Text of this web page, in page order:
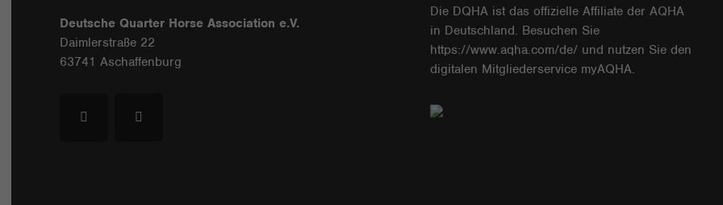
Deutsche Quarter Horse Association e.V.
Daimlerstraße 22
63741 Aschaffenburg
Die DQHA ist das offizielle Affiliate der AQHA
in Deutschland. Besuchen Sie
https://www.aqha.com/de/ und nutzen Sie den
digitalen Mitgliederservice myAQHA.